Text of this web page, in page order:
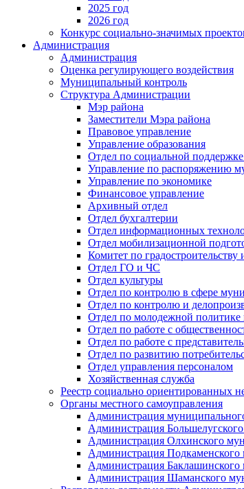
2025 год
2026 год
Конкурс социально-значимых
Администрация
Администрация
Оценка регулирующего воздействия
Муниципальный контроль
Структура Администрации
Мэр района
Заместители Мэра района
Правовое управление
Управление образования
Отдел по социальной
Управление по распоряжению
Управление по экономике
Финансовое управление
Архивный отдел
Отдел бухгалтерии
Отдел информационных
Отдел мобилизационной
Комитет по градостроительству
Отдел ГО и ЧС
Отдел культуры
Отдел по контролю в сфере
Отдел по контролю и
Отдел по молодежной политике
Отдел по работе с
Отдел по работе с
Отдел по развитию
Отдел управления персоналом
Хозяйственная служба
Реестр социально ориентированных
Органы местного самоуправления
Администрация
Администрация
Администрация Олхинского
Администрация Подкаменского
Администрация Баклашинского
Администрация Шаманского